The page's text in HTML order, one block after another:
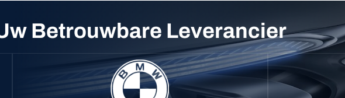
Betrouwbare Leverancier